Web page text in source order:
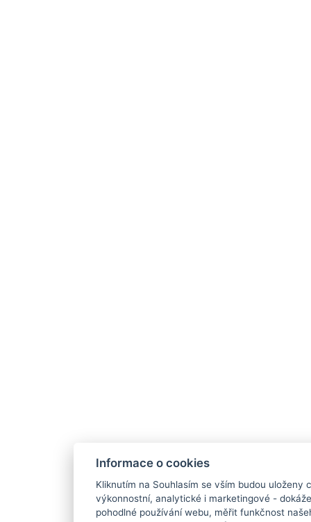
Informace o cookies
Kliknutím na Souhlasím se vším budou uloženy
výkonnostní, analytické i marketingové -
pohodlné používání webu, měřit funkčnost